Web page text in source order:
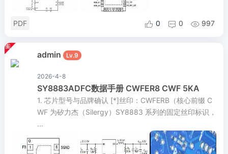
PDF  0  0  997
admin Lv.9
2026-4-8
SY8883ADFC数据手册 CWFER8 CWF 5KA
1. 芯片型号与品牌确认 [*]丝印：CWFERB（核心前缀 C
WF 为矽力杰（Silergy）SY8883 系列的固定丝印标识，
...